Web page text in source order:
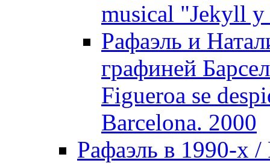
musical "Jekyll
Рафаэль и
графиней
Figueroa se
Barcelona. 2000
Рафаэль в 1990-х /